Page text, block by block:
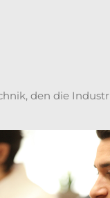
den die